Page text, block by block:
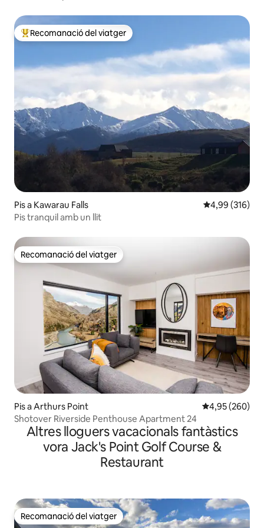
Principals recomanacions dels viatgers
Recomanació del viatger
Pis a Kawarau Falls 4,99 de
4,99 (316)
Pis tranquil amb un llit
Recomanació del viatger
Recomanació del viatger
Pis a Arthurs Point 4,95 de
4,95 (260)
Shotover Riverside Penthouse Apartment 24
Altres lloguers vacacionals fantàstics
vora Jack's Point Golf Course &
Restaurant
Recomanació del viatger
Recomanació del viatger